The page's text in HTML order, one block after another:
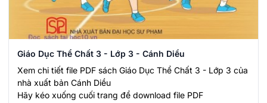
Giáo Dục Thể Chất 3 - Lớp 3 - Cánh Diều
Xem chi tiết file PDF sách Giáo Dục Thể Chất 3 - Lớp 3 của
nhà xuất bản Cánh Diều
Hãy kéo xuống cuối trang để download file PDF